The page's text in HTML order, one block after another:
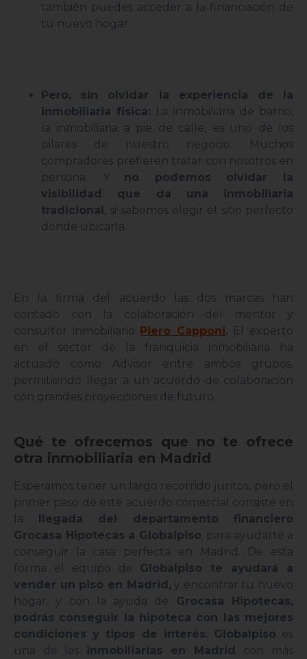
también puedes acceder a la financiación de
tu nuevo hogar.
Pero, sin olvidar la experiencia de la
inmobiliaria física: La inmobiliaria de barrio,
la inmobiliaria a pie de calle, es uno de los
pilares de nuestro negocio. Muchos
compradores prefieren tratar con nosotros en
persona. Y no podemos olvidar la
visibilidad que da una inmobiliaria
tradicional , si sabemos elegir el sitio perfecto
donde ubicarla.
En la firma del acuerdo las dos marcas han
contado con la colaboración del mentor y
consultor inmobiliario Piero Capponi. El experto
en el sector de la franquicia inmobiliaria ha
actuado como Advisor entre ambos grupos,
permitiendo llegar a un acuerdo de colaboración
con grandes proyecciones de futuro.
Qué te ofrecemos que no te ofrece
otra inmobiliaria en Madrid
Esperamos tener un largo recorrido juntos, pero el
primer paso de este acuerdo comercial consiste en
la llegada del departamento financiero
Grocasa Hipotecas a Globalpiso , para ayudarte a
conseguir la casa perfecta en Madrid. De esta
forma el equipo de Globalpiso te ayudará a
vender un piso en Madrid, y encontrar tu nuevo
hogar, y con la ayuda de Grocasa Hipotecas,
podrás conseguir la hipoteca con las mejores
condiciones y tipos de interés. Globalpiso es
una de las
inmobiliarias en Madrid con más